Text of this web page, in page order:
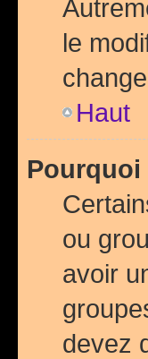
le
Haut
ou
avoir
devez